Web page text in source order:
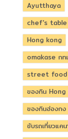
Ayutthaya
chef's table
Hong kong
omakase กท
street food
ของกิน Hong
ของกินฮ่องก
ขับรถเที่ยวแคน